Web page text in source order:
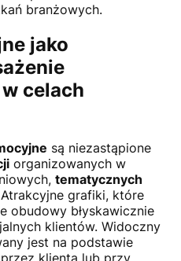
branżowych.
jako
celach
są niezastąpione
organizowanych w
tematycznych
grafiki, które
obudowy błyskawicznie
klientów. Widoczny
jest na podstawie
klienta lub przy